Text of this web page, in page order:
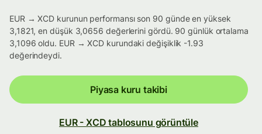
EUR → XCD kurunun performansı son 90 günde en yüksek
3,1821, en düşük 3,0656 değerlerini gördü. 90 günlük ortalama
3,1096 oldu. EUR → XCD kurundaki değişiklik -1.93
değerindeydi.
Piyasa kuru takibi
EUR - XCD tablosunu görüntüle